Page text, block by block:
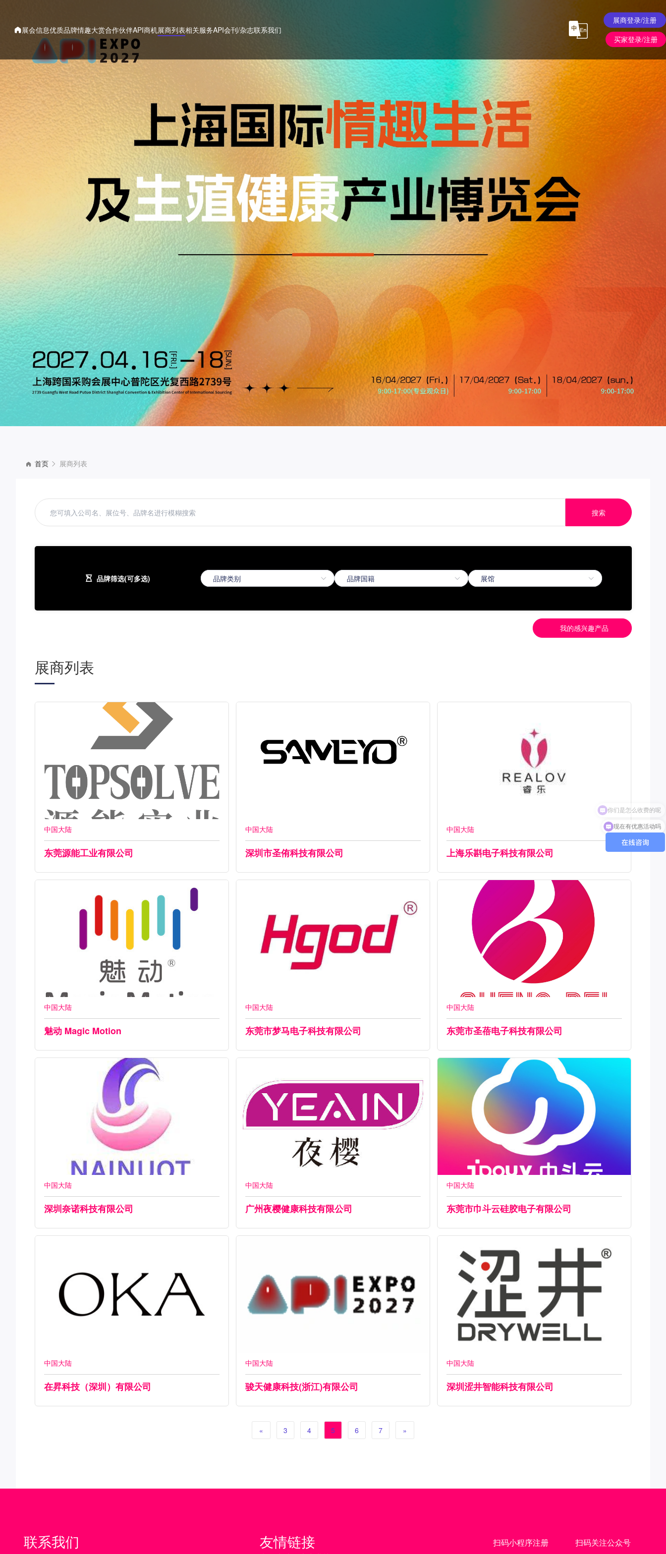
展会信息优质品牌情趣大赏合作伙伴API商机展商列表相关服务API会刊/杂志联系我们
展商登录/注册
买家登录/注册
首页 展商列表
搜索
品牌筛选(可多选)
我的感兴趣产品
展商列表
中国大陆
东莞源能工业有限公司
中国大陆
深圳市圣侑科技有限公司
中国大陆
上海乐斟电子科技有限公司
中国大陆
魅动 Magic Motion
中国大陆
东莞市梦马电子科技有限公司
中国大陆
东莞市圣蓓电子科技有限公司
中国大陆
深圳奈诺科技有限公司
中国大陆
广州夜樱健康科技有限公司
中国大陆
东莞市巾斗云硅胶电子有限公司
中国大陆
在昇科技（深圳）有限公司
中国大陆
骏天健康科技(浙江)有限公司
中国大陆
深圳涩井智能科技有限公司
« 3 4 5 6 7 »
联系我们 友情链接 扫码小程序注册 扫码关注公众号
现在有优惠活动吗